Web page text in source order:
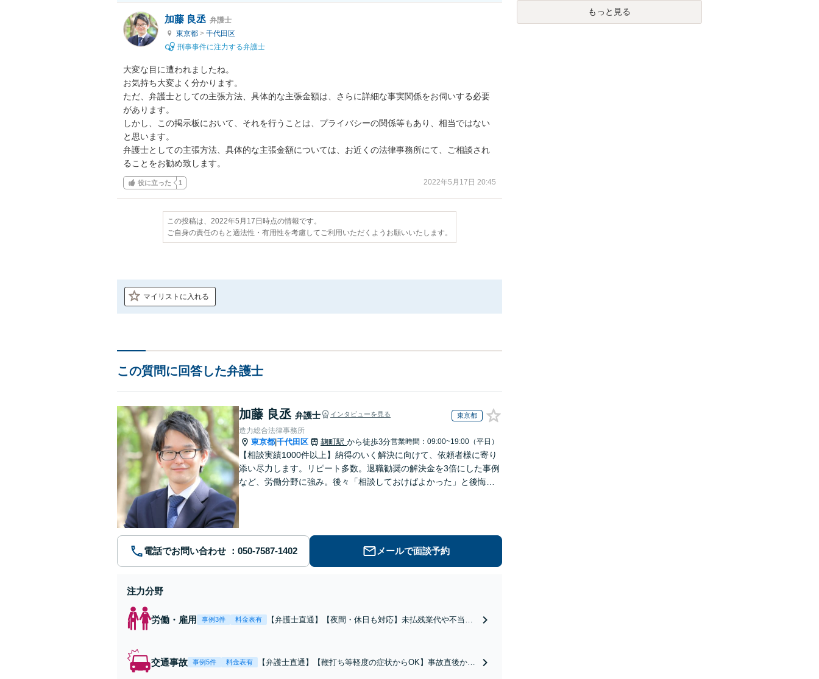
加藤 良丞 弁護士
東京都 > 千代田区
刑事事件に注力する弁護士
大変な目に遭われましたね。
お気持ち大変よく分かります。
ただ、弁護士としての主張方法、具体的な主張金額は、さらに詳細な事実関係をお伺いする必要
があります。
しかし、この掲示板において、それを行うことは、プライバシーの関係等もあり、相当ではない
と思います。
弁護士としての主張方法、具体的な主張金額については、お近くの法律事務所にて、ご相談され
ることをお勧め致します。
役に立った 1 2022年5月17日 20:45
この投稿は、2022年5月17日時点の情報です。
ご自身の責任のもと適法性・有用性を考慮してご利用いただくようお願いいたします。
マイリストに入れる
この質問に回答した弁護士
加藤 良丞 弁護士 インタビューを見る 東京都
造力総合法律事務所
東京都 千代田区 麹町駅 から徒歩3分営業時間：09:00~19:00（平日）
【相談実績1000件以上】納得のいく解決に向けて、依頼者様に寄り
添い尽力します。リピート多数。退職勧奨の解決金を3倍にした事例
など、労働分野に強み。後々「相談しておけばよかった」と後悔し
電話でお問い合わせ メールで面談予約
注力分野
労働・雇用 事例3件 料金表有
【弁護士直通】【夜間・休日も対応】未払残業代や不当解
歓迎。まずはご相談下さい！
交通事故 事例5件 料金表有
【弁護士直通】【鞭打ち等軽度の症状からOK】事故直後から
もっと見る